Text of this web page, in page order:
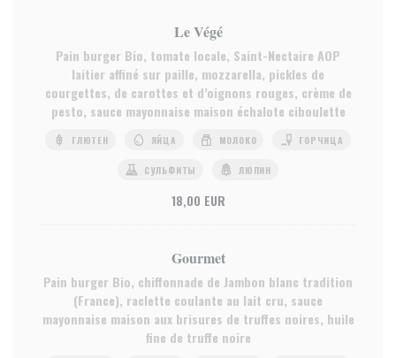
Le Végé
Pain burger Bio, tomate locale, Saint-Nectaire AOP
laitier affiné sur paille, mozzarella, pickles de
courgettes, de carottes et d’oignons rouges, crème de
pesto, sauce mayonnaise maison échalote ciboulette
ГЛЮТЕН ЯЙЦА МОЛОКО ГОРЧИЦА
СУЛЬФИТЫ ЛЮПИН
18,00 EUR
Gourmet
Pain burger Bio, chiffonnade de Jambon blanc tradition
(France), raclette coulante au lait cru, sauce
mayonnaise maison aux brisures de truffes noires, huile
fine de truffe noire